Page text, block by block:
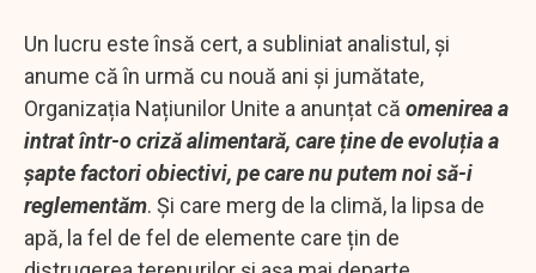
Un lucru este însă cert, a subliniat analistul, și
anume că în urmă cu nouă ani și jumătate,
Organizația Națiunilor Unite a anunțat că omenirea a
intrat într-o criză alimentară, care ține de evoluția a
șapte factori obiectivi, pe care nu putem noi să-i
reglementăm. Și care merg de la climă, la lipsa de
apă, la fel de fel de elemente care țin de